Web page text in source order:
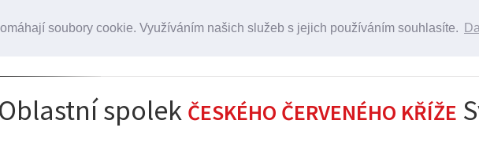
soubory cookie. Využíváním našich služeb s jejich používáním souhlasíte.
+420 739 633 694 Napište nám
Oblastní spolek ČESKÉHO ČERVENÉHO KŘÍŽE